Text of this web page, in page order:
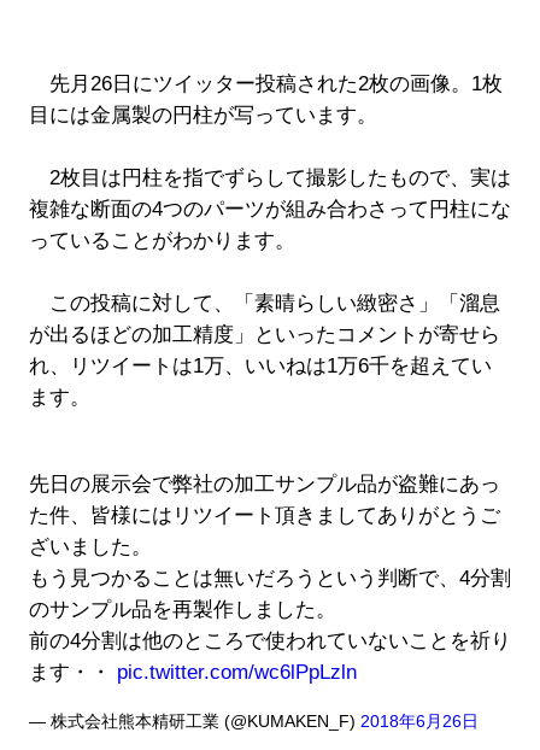
先月26日にツイッター投稿された2枚の画像。1枚
目には金属製の円柱が写っています。
2枚目は円柱を指でずらして撮影したもので、実は
複雑な断面の4つのパーツが組み合わさって円柱にな
っていることがわかります。
この投稿に対して、「素晴らしい緻密さ」「溜息
が出るほどの加工精度」といったコメントが寄せら
れ、リツイートは1万、いいねは1万6千を超えてい
ます。
先日の展示会で弊社の加工サンプル品が盗難にあっ
た件、皆様にはリツイート頂きましてありがとうご
ざいました。
もう見つかることは無いだろうという判断で、4分割
のサンプル品を再製作しました。
前の4分割は他のところで使われていないことを祈り
ます・・ pic.twitter.com/wc6lPpLzln
— 株式会社熊本精研工業 (@KUMAKEN_F) 2018年6月26日